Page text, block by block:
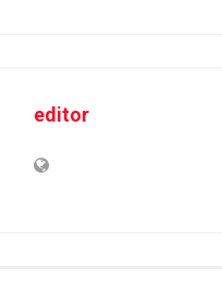
editor